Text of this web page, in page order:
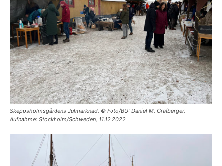
Skeppsholmsgårdens Julmarknad. © Foto/BU: Daniel M. Grafberger,
Aufnahme: Stockholm/Schweden, 11.12.2022